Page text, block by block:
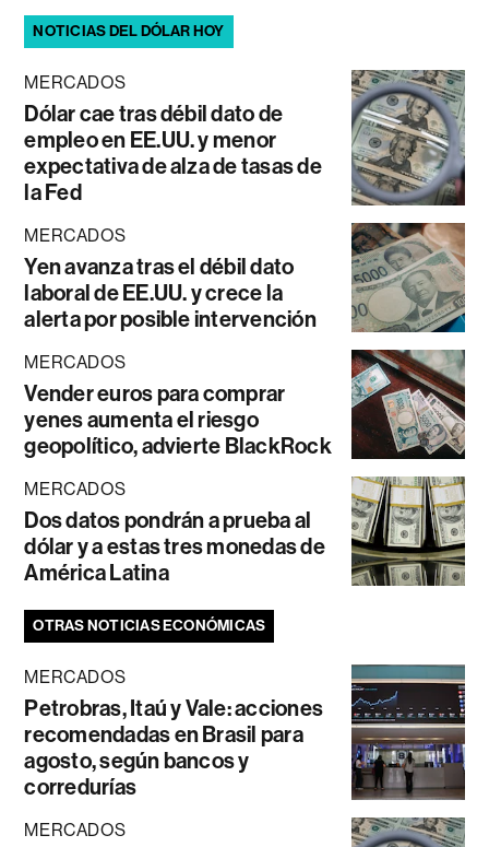
NOTICIAS DEL DÓLAR HOY
MERCADOS
Dólar cae tras débil dato de
empleo en EE.UU. y menor
expectativa de alza de tasas de
la Fed
MERCADOS
Yen avanza tras el débil dato
laboral de EE.UU. y crece la
alerta por posible intervención
MERCADOS
Vender euros para comprar
yenes aumenta el riesgo
geopolítico, advierte BlackRock
MERCADOS
Dos datos pondrán a prueba al
dólar y a estas tres monedas de
América Latina
OTRAS NOTICIAS ECONÓMICAS
MERCADOS
Petrobras, Itaú y Vale: acciones
recomendadas en Brasil para
agosto, según bancos y
corredurías
MERCADOS